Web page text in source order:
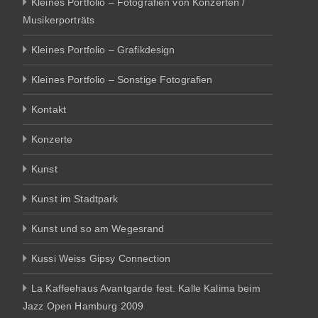
Musikerporträts
Kleines Portfolio – Grafikdesign
Kleines Portfolio – Sonstige Fotografien
Kontakt
Konzerte
Kunst
Kunst im Stadtpark
Kunst und so am Wegesrand
Kussi Weiss Gipsy Connection
La Kaffeehaus Avantgarde fest. Kalle Kalima beim
Jazz Open Hamburg 2009